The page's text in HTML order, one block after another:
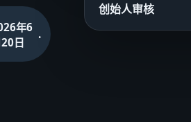
年6
日
.
创始人审核